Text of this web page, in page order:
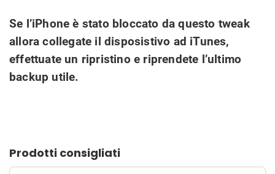
Se l’iPhone è stato bloccato da questo tweak
allora collegate il disposistivo ad iTunes,
effettuate un ripristino e riprendete l’ultimo
backup utile.
Prodotti consigliati